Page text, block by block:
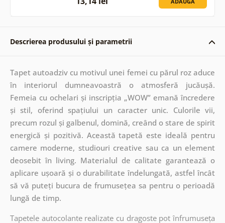
Descrierea produsului și parametrii
Tapet autoadziv cu motivul unei femei cu părul roz aduce
în interiorul dumneavoastră o atmosferă jucăușă.
Femeia cu ochelari și inscripția „WOW” emană încredere
și stil, oferind spațiului un caracter unic. Culorile vii,
precum rozul și galbenul, domină, creând o stare de spirit
energică și pozitivă. Această tapetă este ideală pentru
camere moderne, studiouri creative sau ca un element
deosebit în living. Materialul de calitate garantează o
aplicare ușoară și o durabilitate îndelungată, astfel încât
să vă puteți bucura de frumusețea sa pentru o perioadă
lungă de timp.
Tapetele autocolante realizate cu dragoste pot înfrumuseța